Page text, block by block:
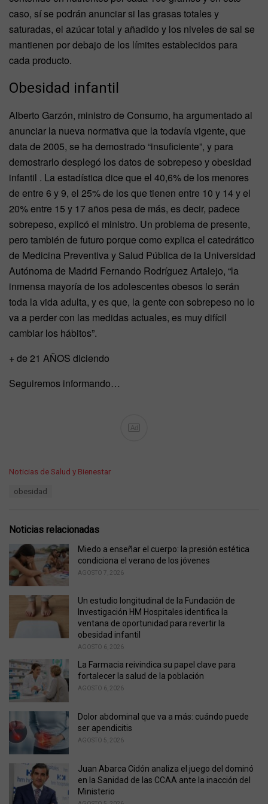
caso, sí se podrán anunciar si las grasas totales y
saturadas, el azúcar total y añadido y los niveles de sal se
mantienen por debajo de los límites establecidos para
cada producto.
Obesidad infantil
Alberto Garzón, ministro de Consumo, ha argumentado al
anunciar la nueva normativa que la todavía vigente, que
data de 2005, se ha demostrado “insuficiente”, y para
demostrarlo desplegó los datos de sobrepeso y obesidad
infantil . La estadística dice que el 40,6% de los menores
de entre 6 y 9, el 25% de los que tienen entre 10 y 14 y el
20% entre 15 y 17 años pesa de más, es decir, padece
sobrepeso, explicó el ministro. Un problema de presente,
pero también de futuro porque como explica el catedrático
de Medicina Preventiva y Salud Pública de la Universidad
Autónoma de Madrid Fernando Rodríguez Artalejo, “la
inmensa mayoría de los adolescentes obesos lo serán
toda la vida adulta, y es que, la gente con sobrepeso no lo
va a perder con las medidas actuales, es muy difícil
cambiar los hábitos”.
+ de 21 AÑOS diciendo
Seguiremos informando…
Ad
C
o
r
e
:
Noticias de Salud y Bienestar
:
obesidad
Noticias relacionadas
Miedo a enseñar el cuerpo: la presión estética
condiciona el verano de los jóvenes
AGOSTO 7, 2026
Un estudio longitudinal de la Fundación de
Investigación HM Hospitales identifica la
ventana de oportunidad para revertir la
obesidad infantil
AGOSTO 6, 2026
La Farmacia reivindica su papel clave para
fortalecer la salud de la población
AGOSTO 6, 2026
Dolor abdominal que va a más: cuándo puede
ser apendicitis
AGOSTO 5, 2026
Juan Abarca Cidón analiza el juego del dominó
en la Sanidad de las CCAA ante la inacción del
Ministerio